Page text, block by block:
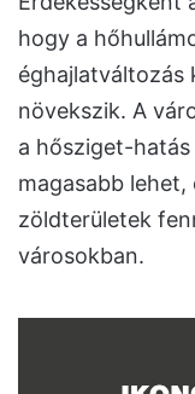
hogy a
éghajlatváltozás
növekszik. A
a hősziget-
magasabb
zöldterületek
városokban.